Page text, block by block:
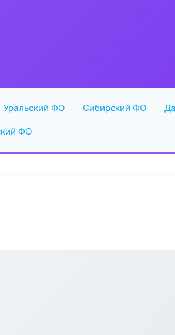
Уральский ФО Сибирский ФО
ФО